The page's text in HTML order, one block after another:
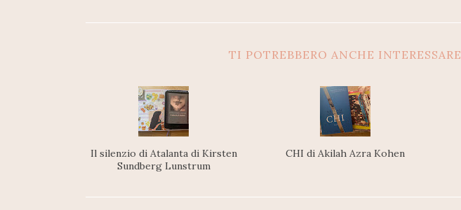
TI POTREBBERO ANCHE INTERESSARE
Il silenzio di Atalanta di Kirsten
Sundberg Lunstrum
CHI di Akilah Azra Kohen